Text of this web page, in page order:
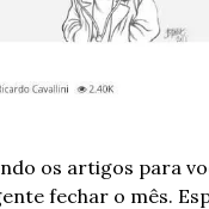
os artigos para
fechar o mês.